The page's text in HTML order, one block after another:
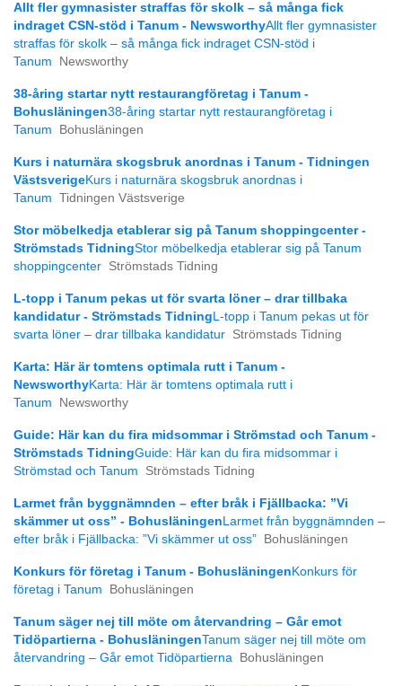
Allt fler gymnasister straffas för skolk – så många fick
indraget CSN-stöd i Tanum - NewsworthyAllt fler gymnasister
straffas för skolk – så många fick indraget CSN-stöd i
Tanum
Newsworthy
38-åring startar nytt restaurangföretag i Tanum -
Bohusläningen38-åring startar nytt restaurangföretag i
Tanum
Bohusläningen
Kurs i naturnära skogsbruk anordnas i Tanum - Tidningen
VästsverigeKurs i naturnära skogsbruk anordnas i
Tanum Tidningen Västsverige
Stor möbelkedja etablerar sig på Tanum shoppingcenter -
Strömstads TidningStor möbelkedja etablerar sig på Tanum
shoppingcenter Strömstads Tidning
L-topp i Tanum pekas ut för svarta löner – drar tillbaka
kandidatur - Strömstads Tidning L-topp i Tanum pekas ut för
svarta löner – drar tillbaka kandidatur Strömstads Tidning
Karta: Här är tomtens optimala rutt i Tanum -
NewsworthyKarta: Här är tomtens optimala rutt i
Tanum
Newsworthy
Guide: Här kan du fira midsommar i Strömstad och Tanum -
Strömstads TidningGuide: Här kan du fira midsommar i
Strömstad och Tanum
Strömstads Tidning
Larmet från byggnämnden – efter bråk i Fjällbacka: ”Vi
skämmer ut oss” - Bohusläningen Larmet från byggnämnden –
efter bråk i Fjällbacka: ”Vi skämmer ut oss”
Bohusläningen
Konkurs för företag i Tanum - Bohusläningen Konkurs för
företag i Tanum
Bohusläningen
Tanum säger nej till möte om återvandring – Går emot
Tidöpartierna - BohusläningenTanum säger nej till möte om
återvandring – Går emot Tidöpartierna
Bohusläningen